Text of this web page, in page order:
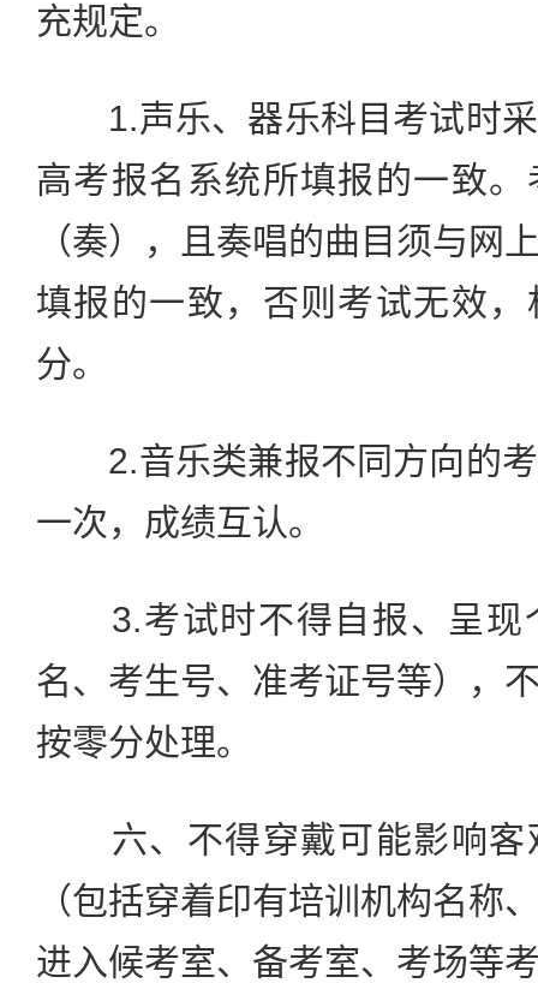
充规定。
1.声乐、器乐科目考试时采
高考报名系统所填报的一致
（奏），且奏唱的曲目须与网
填报的一致，否则考试无效
分。
2.音乐类兼报不同方向的考
一次，成绩互认。
3.考试时不得自报、呈现
名、考生号、准考证号等），
按零分处理。
六、不得穿戴可能影响客
（包括穿着印有培训机构名称
进入候考室、备考室、考场等